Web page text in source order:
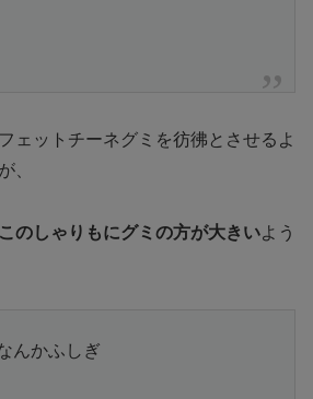
ェットチーネグミを彷彿とさせるよ
、
のしゃりもにグミの方が大きいよう
んかふしぎ